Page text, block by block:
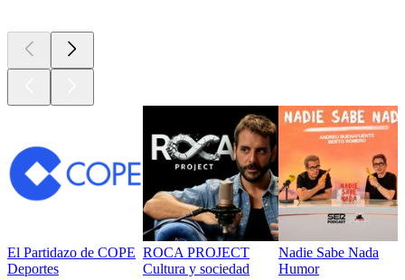
El Partidazo de COPE
Deportes
ROCA PROJECT
Cultura y sociedad
Nadie Sabe Nada
Humor